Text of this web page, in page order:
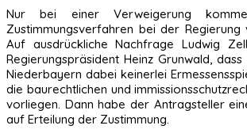
Nur bei einer Verweigerung
Zustimmungsverfahren bei der Regierung
Auf ausdrückliche Nachfrage Ludwig
Regierungspräsident Heinz Grunwald,
Niederbayern dabei keinerlei
die baurechtlichen und
vorliegen. Dann habe der Antragsteller
auf Erteilung der Zustimmung.